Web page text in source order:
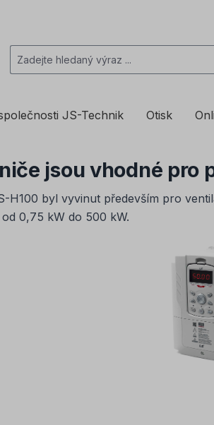
JS-Technik Otisk
jsou vhodné
H100 byl vyvinut především pro
0,75 kW do 500 kW.